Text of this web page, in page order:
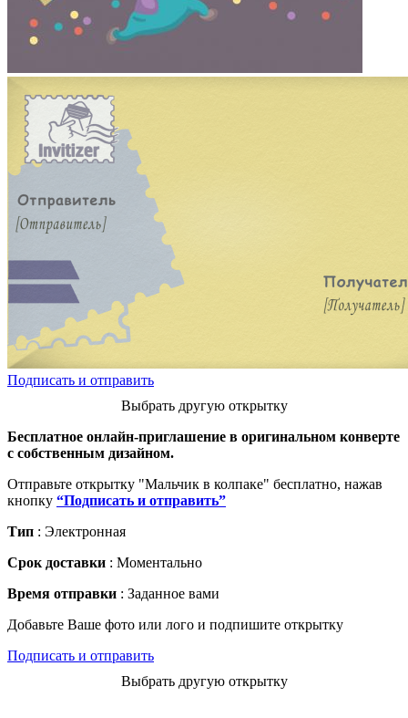
Подписать и отправить
Выбрать другую открытку
Бесплатное онлайн-приглашение в оригинальном конверте
с собственным дизайном.
Отправьте открытку "Мальчик в колпаке" бесплатно, нажав
кнопку “Подписать и отправить”
Тип : Электронная
Срок доставки : Моментально
Время отправки : Заданное вами
Добавьте Ваше фото или лого и подпишите открытку
Подписать и отправить
Выбрать другую открытку